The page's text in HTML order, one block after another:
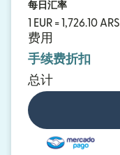
每日汇率
1 EUR = 1,726.10 ARS
费用
手续费折扣
总计